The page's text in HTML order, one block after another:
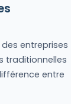
entreprises
traditionnelles
entre